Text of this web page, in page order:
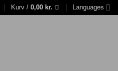
Kurv / 0,00 kr. Languages